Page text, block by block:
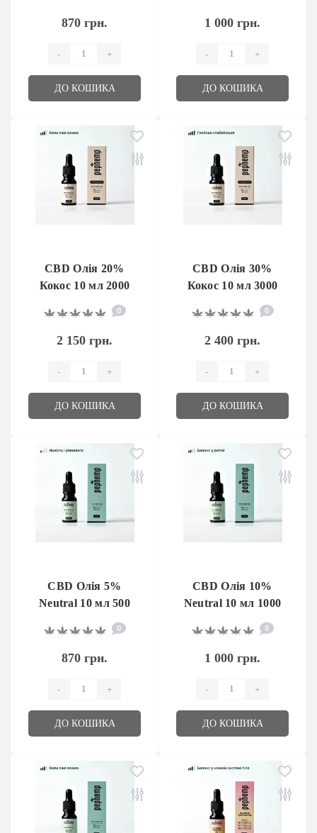
870 грн.
- +
ДО КОШИКА
1 000 грн.
- +
ДО КОШИКА
CBD Олія 20%
Кокос 10 мл 2000
0
2 150 грн.
- +
ДО КОШИКА
CBD Олія 30%
Кокос 10 мл 3000
0
2 400 грн.
- +
ДО КОШИКА
CBD Олія 5%
Neutral 10 мл 500
0
870 грн.
- +
ДО КОШИКА
CBD Олія 10%
Neutral 10 мл 1000
0
1 000 грн.
- +
ДО КОШИКА